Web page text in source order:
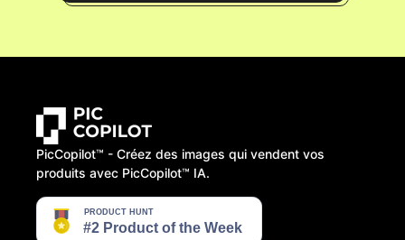
PicCopilot™️ - Créez des images qui vendent vos
produits avec PicCopilot™️ IA.